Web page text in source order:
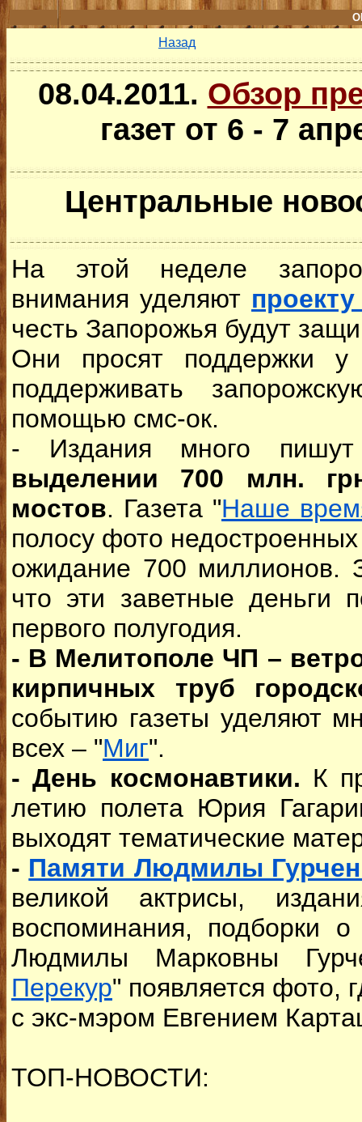
Назад
08.04.2011. Обзор
газет от 6 - 7
Центральные
На этой неделе
внимания уделяют
честь Запорожья будут
Они просят поддержки у
поддерживать
помощью смс-ок.
- Издания много
выделении 700 млн.
мостов. Газета "Наше
полосу фото
ожидание 700 миллионов.
что эти заветные деньги
первого полугодия.
- В Мелитополе ЧП –
кирпичных труб
событию газеты уделяют
всех – "Миг".
- День космонавтики. К
летию полета Юрия
выходят тематические
- Памяти Людмилы
великой актрисы,
воспоминания, подборки
Людмилы Марковны
Перекур" появляется фото,
с экс-мэром Евгением
ТОП-НОВОСТИ: